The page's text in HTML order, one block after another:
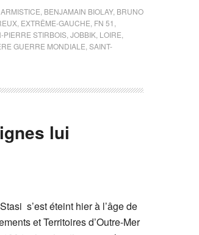
ARMISTICE BENJAMAIN BIOLAY, BRUNO
EXTRÊME-GAUCHE FN 51
PIERRE STIRBOIS JOBBIK LOIRE
GUERRE MONDIALE SAINT-
lui
s’est éteint hier à l’âge de
et Territoires d’Outre-Mer